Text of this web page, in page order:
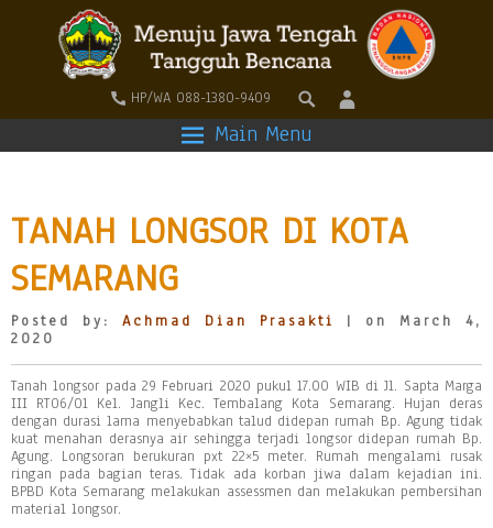
HP/WA 088-1380-9409
Main Menu
TANAH LONGSOR DI KOTA
SEMARANG
Posted by: Achmad Dian Prasakti
| on March 4,
2020
Tanah longsor pada 29 Februari 2020 pukul 17.00 WIB di Jl. Sapta Marga
III RT06/01 Kel. Jangli Kec. Tembalang Kota Semarang. Hujan deras
dengan durasi lama menyebabkan talud didepan rumah Bp. Agung tidak
kuat menahan derasnya air sehingga terjadi longsor didepan rumah Bp.
Agung. Longsoran berukuran pxt 22×5 meter. Rumah mengalami rusak
ringan pada bagian teras. Tidak ada korban jiwa dalam kejadian ini.
BPBD Kota Semarang melakukan assessmen dan melakukan pembersihan
material longsor.